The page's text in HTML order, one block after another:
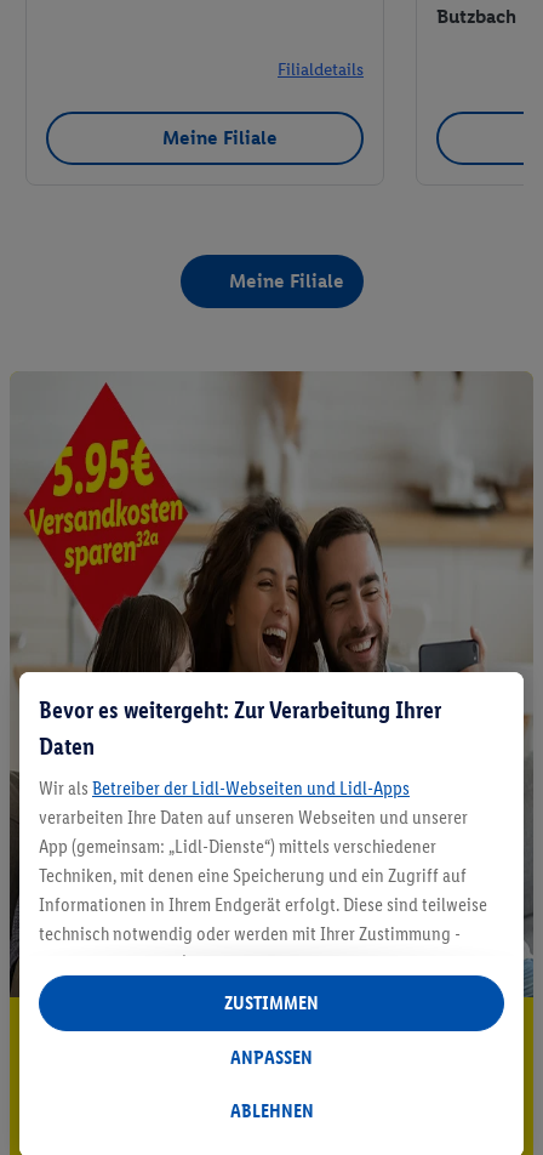
Filialdetails
Meine Filiale
Butzbach
Meine Filiale
5.95 € Versand sparen³²ᵃ
Bevor es weitergeht: Zur Verarbeitung Ihrer
Daten
Wir als Betreiber der Lidl-Webseiten und Lidl-Apps
verarbeiten Ihre Daten auf unseren Webseiten und unserer
App (gemeinsam: „Lidl-Dienste“) mittels verschiedener
Techniken, mit denen eine Speicherung und ein Zugriff auf
Informationen in Ihrem Endgerät erfolgt. Diese sind teilweise
technisch notwendig oder werden mit Ihrer Zustimmung -
auch durch Partner (u.a.
Verantwortliche; im Zusammenhang mit dem IAB TCF
insgesamt
Statistik-Erstellung oder für personalisierte Werbung
Datenverarbeitungen für personalisierte Werbung werden
ABLEHNEN
ANPASSEN
ZUSTIMMEN